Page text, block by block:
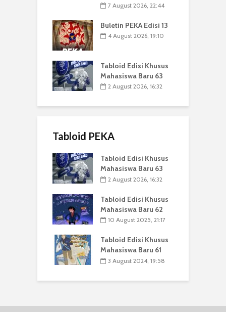
7 August 2026, 22:44
Buletin PEKA Edisi 13
4 August 2026, 19:10
Tabloid Edisi Khusus
Mahasiswa Baru 63
2 August 2026, 16:32
Tabloid PEKA
Tabloid Edisi Khusus
Mahasiswa Baru 63
2 August 2026, 16:32
Tabloid Edisi Khusus
Mahasiswa Baru 62
10 August 2025, 21:17
Tabloid Edisi Khusus
Mahasiswa Baru 61
3 August 2024, 19:58